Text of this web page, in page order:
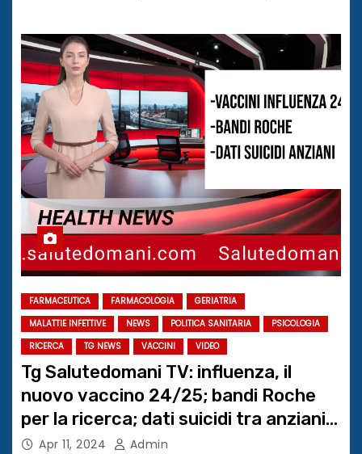
FARMACEUTICA FARMACOLOGIA
GERIATRIA
MALATTIE INFETTIVE
NEWS POLITICA SANITARIA
PSICOLOGIA
RICERCA
TG NEWS VACCINI VIDEO
Tg Salutedomani TV: influenza, il
nuovo vaccino 24/25; bandi Roche
per la ricerca; dati suicidi tra anziani
in Italia
Apr 11, 2024 Admin